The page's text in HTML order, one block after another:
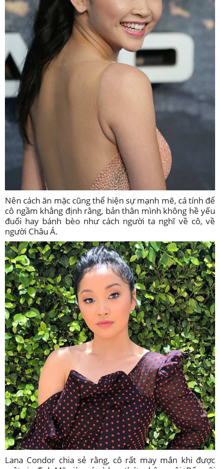
Nên cách ăn mặc cũng thể hiện sự mạnh mẽ, cá tính để
cô ngầm khẳng định rằng, bản thân mình không hề yếu
đuối hay bánh bèo như cách người ta nghĩ về cô, về
người Châu Á.
Lana Condor chia sẻ rằng, cô rất may mắn khi được